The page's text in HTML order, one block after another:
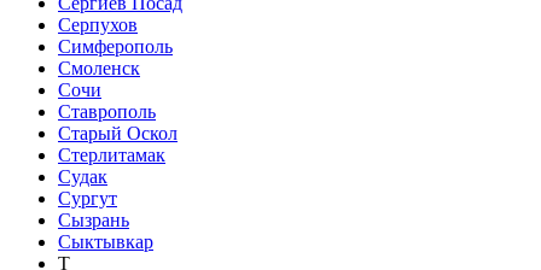
Серпухов
Симферополь
Смоленск
Сочи
Ставрополь
Старый Оскол
Стерлитамак
Судак
Сургут
Сызрань
Сыктывкар
Т